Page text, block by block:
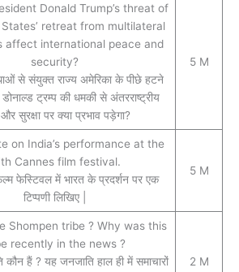
Donald Trump’s threat of
retreat from multilateral
affect international peace and
security?
से संयुक्त राज्य अमेरिका के पीछे हटने
डोनाल्ड ट्रम्प की धमकी से अंतरराष्ट्रीय
सुरक्षा पर क्या प्रभाव पड़ेगा?
5 M
on India’s performance at the
Cannes film festival.
फेस्टिवल में भारत के प्रदर्शन पर एक
टिप्पणी लिखिए |
5 M
Shompen tribe ? Why was this
recently in the news ?
कौन हैं ? यह जनजाति हाल ही में समाचारों
2 M